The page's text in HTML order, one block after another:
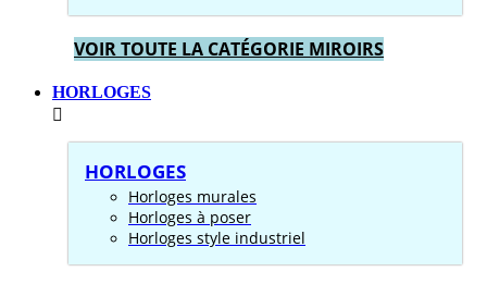
VOIR TOUTE LA CATÉGORIE MIROIRS
HORLOGES
HORLOGES
Horloges murales
Horloges à poser
Horloges style industriel